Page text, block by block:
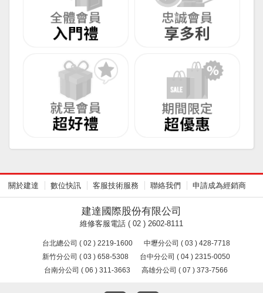
關於建達 數位快訊 客服技術服務 聯絡我們 申請成為經銷商
建達國際股份有限公司
維修客服電話 ( 02 ) 2602-8111
台北總公司 ( 02 ) 2219-1600
中壢分公司 ( 03 ) 428-7718
新竹分公司 ( 03 ) 658-5308
台中分公司 ( 04 ) 2315-0050
台南分公司 ( 06 ) 311-3663
高雄分公司 ( 07 ) 373-7566